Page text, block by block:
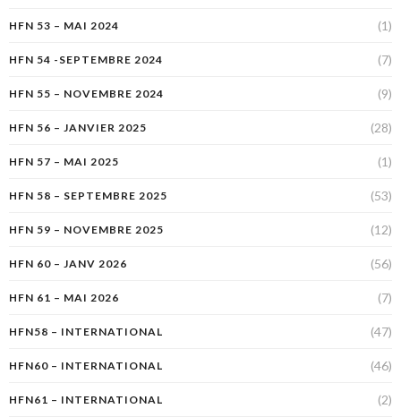
HFN 53 – MAI 2024 (1)
HFN 54 -SEPTEMBRE 2024 (7)
HFN 55 – NOVEMBRE 2024 (9)
HFN 56 – JANVIER 2025 (28)
HFN 57 – MAI 2025 (1)
HFN 58 – SEPTEMBRE 2025 (53)
HFN 59 – NOVEMBRE 2025 (12)
HFN 60 – JANV 2026 (56)
HFN 61 – MAI 2026 (7)
HFN58 – INTERNATIONAL (47)
HFN60 – INTERNATIONAL (46)
HFN61 – INTERNATIONAL (2)